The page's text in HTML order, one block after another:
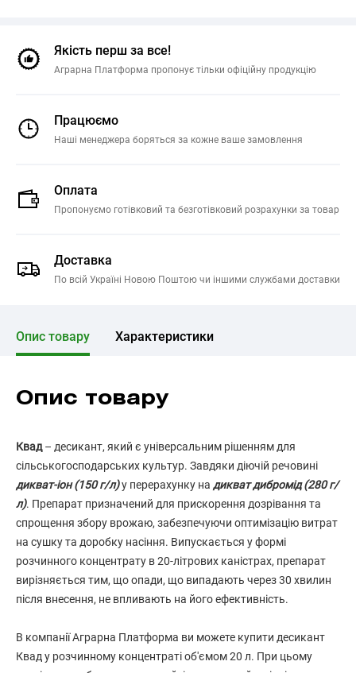
Якість перш за все!
Аграрна Платформа пропонує тільки офіційну продукцію
Працюємо
Наші менеджера боряться за кожне ваше замовлення
Оплата
Пропонуємо готівковий та безготівковий розрахунки за товар
Доставка
По всій Україні Новою Поштою чи іншими службами доставки
Опис товару Характеристики
Опис товару
Квад– десикант, який є універсальним рішенням для
сільськогосподарських культур. Завдяки діючій речовині
дикват-іон (150 г/л)у перерахунку на дикват дибромід (280 г/
л). Препарат призначений для прискорення дозрівання та
спрощення збору врожаю, забезпечуючи оптимізацію витрат
на сушку та доробку насіння. Випускається у формі
розчинного концентрату в 20-літрових каністрах, препарат
вирізняється тим, що опади, що випадають через 30 хвилин
після внесення, не впливають на його ефективність.
В компанії Аграрна Платформа ви можете купити десикант
Квад у розчинному концентраті об'ємом 20 л. При цьому